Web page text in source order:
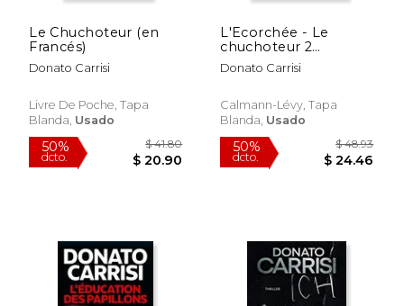
50%
dcto.
50%
dcto.
Le Chuchoteur (en
Francés)
Donato Carrisi
Livre De Poche, Tapa
Blanda, Usado
L'Ecorchée - Le
chuchoteur 2
(Suspense Crime)
Donato Carrisi
Calmann-Lévy, Tapa
Blanda, Usado